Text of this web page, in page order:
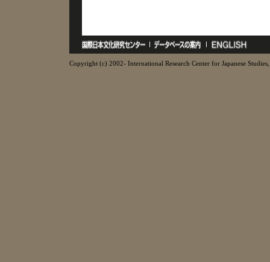
Copyright (c) 2002- International Research Center for Japanese